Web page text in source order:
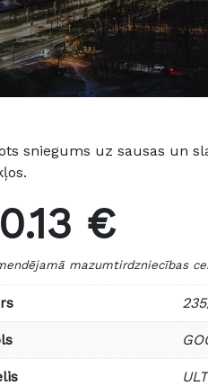
sniegums uz sausas un
€
mazumtirdzniecības